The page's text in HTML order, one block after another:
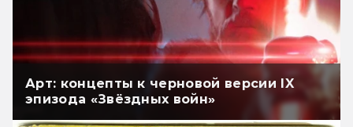
Арт: концепты к черновой версии IX
эпизода «Звёздных войн»